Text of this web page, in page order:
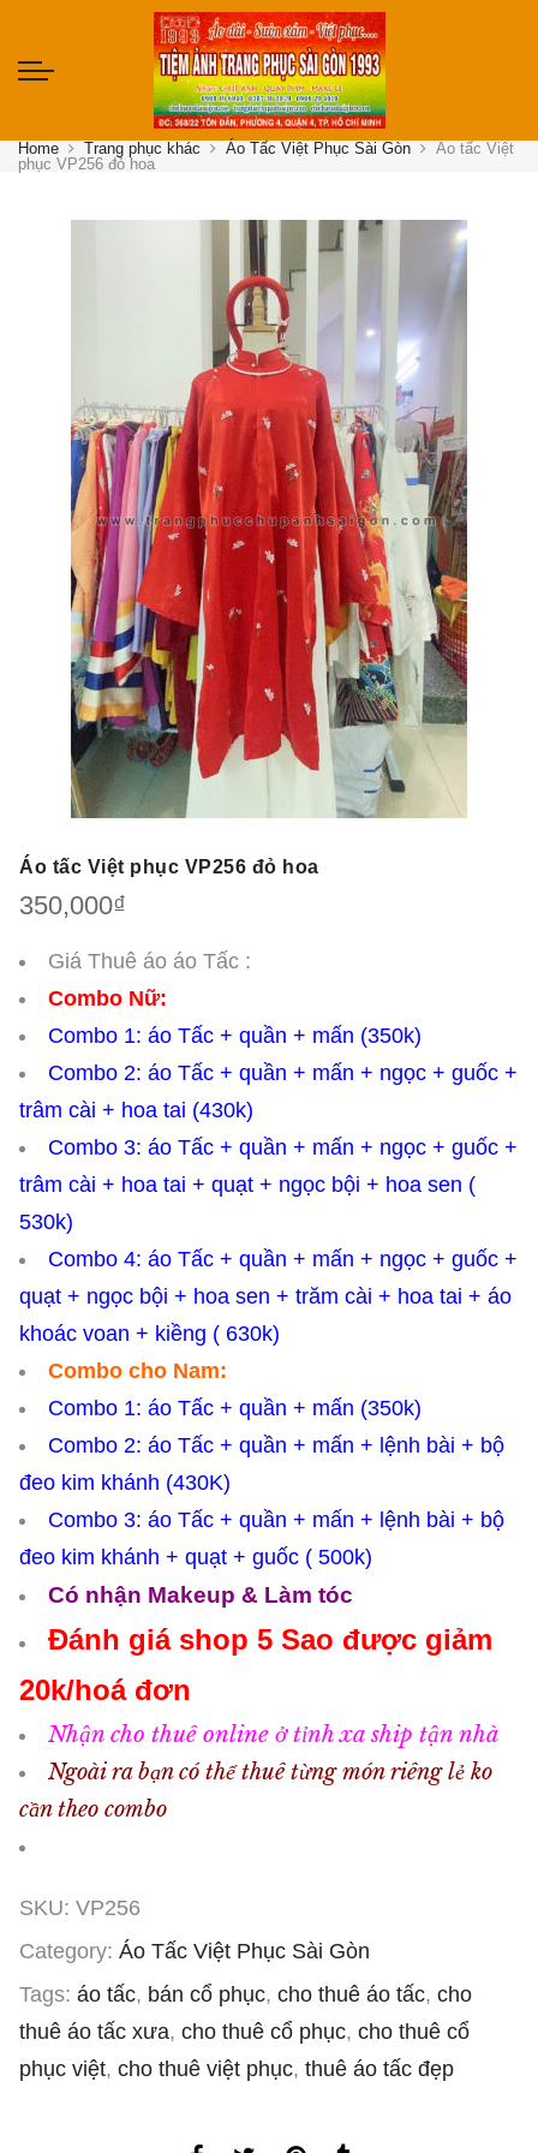
Home Trang phục khác Áo Tấc Việt Phục Sài Gòn
Áo tấc Việt
phục VP256 đỏ hoa
Áo tấc Việt phục VP256 đỏ hoa
350,000₫
Giá Thuê áo áo Tấc :
Combo Nữ:
Combo 1: áo Tấc + quần + mấn (350k)
Combo 2: áo Tấc + quần + mấn + ngọc + guốc +
trâm cài + hoa tai (430k)
Combo 3: áo Tấc + quần + mấn + ngọc + guốc +
trâm cài + hoa tai + quạt + ngọc bội + hoa sen (
530k)
Combo 4: áo Tấc + quần + mấn + ngọc + guốc +
quạt + ngọc bội + hoa sen + trăm cài + hoa tai + áo
khoác voan + kiềng ( 630k)
Combo cho Nam:
Combo 1: áo Tấc + quần + mấn (350k)
Combo 2: áo Tấc + quần + mấn + lệnh bài + bộ
đeo kim khánh (430K)
Combo 3: áo Tấc + quần + mấn + lệnh bài + bộ
đeo kim khánh + quạt + guốc ( 500k)
Có nhận Makeup & Làm tóc
Đánh giá shop 5 Sao được giảm
20k/hoá đơn
Nhận cho thuê online ở tỉnh xa ship tận nhà
Ngoài ra bạn có thể thuê từng món riêng lẻ ko
cần theo combo
SKU: VP256
Category: Áo Tấc Việt Phục Sài Gòn
Tags: áo tấc, bán cổ phục, cho thuê áo tấc, cho
thuê áo tấc xưa, cho thuê cổ phục, cho thuê cổ
phục việt, cho thuê việt phục, thuê áo tấc đẹp